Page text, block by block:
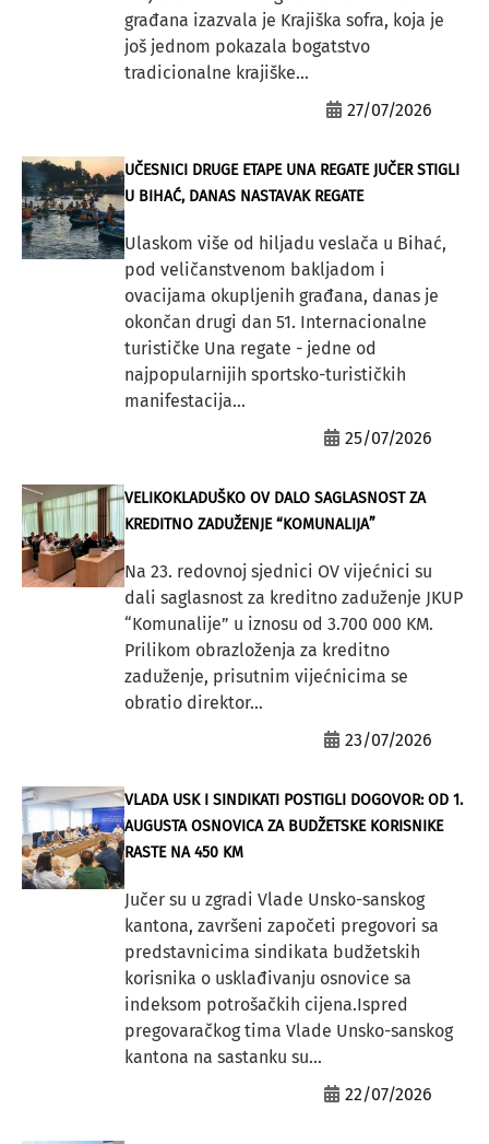
građana izazvala je Krajiška sofra, koja je
još jednom pokazala bogatstvo
tradicionalne krajiške...
27/07/2026
UČESNICI DRUGE ETAPE UNA REGATE JUČER STIGLI
U BIHAĆ, DANAS NASTAVAK REGATE
Ulaskom više od hiljadu veslača u Bihać,
pod veličanstvenom bakljadom i
ovacijama okupljenih građana, danas je
okončan drugi dan 51. Internacionalne
turističke Una regate - jedne od
najpopularnijih sportsko-turističkih
manifestacija...
25/07/2026
VELIKOKLADUŠKO OV DALO SAGLASNOST ZA
KREDITNO ZADUŽENJE “KOMUNALIJA”
Na 23. redovnoj sjednici OV vijećnici su
dali saglasnost za kreditno zaduženje JKUP
“Komunalije” u iznosu od 3.700 000 KM.
Prilikom obrazloženja za kreditno
zaduženje, prisutnim vijećnicima se
obratio direktor...
23/07/2026
VLADA USK I SINDIKATI POSTIGLI DOGOVOR: OD 1.
AUGUSTA OSNOVICA ZA BUDŽETSKE KORISNIKE
RASTE NA 450 KM
Jučer su u zgradi Vlade Unsko-sanskog
kantona, završeni započeti pregovori sa
predstavnicima sindikata budžetskih
korisnika o usklađivanju osnovice sa
indeksom potrošačkih cijena.Ispred
pregovaračkog tima Vlade Unsko-sanskog
kantona na sastanku su...
22/07/2026